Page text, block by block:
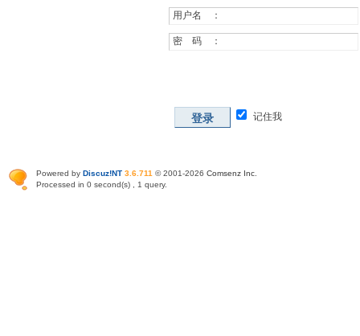
用户名 ：
密 码 ：
登录 记住我
Powered by Discuz!NT 3.6.711 © 2001-2026 Comsenz Inc
Processed in 0 second(s) , 1 query.